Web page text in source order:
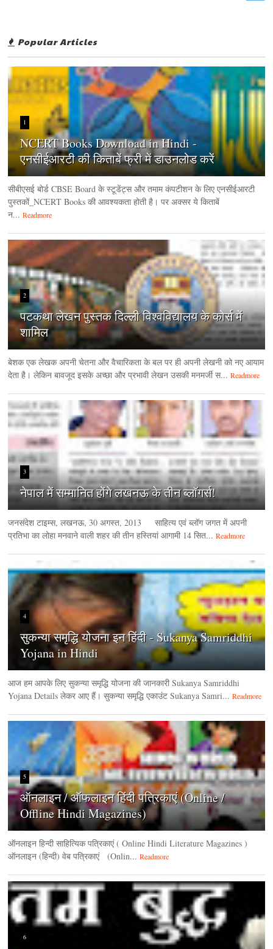
Popular Articles
1
NCERT Books Download in Hindi -
एनसीईआरटी की किताबें फ्री में डाउनलोड करें
सीबीएसई बोर्ड CBSE Board के स्टूडेंट्स और तमाम कंपटीशन के लिए एनसीईआरटी
पुस्तकों_NCERT Books की आवश्यकता होती है। पर अक्सर ये किताबें
न... Readmore
2
पटकथा लेखन पुस्तक दिल्ली विश्वविद्यालय के कोर्स में
शामिल
बेशक एक लेखक अपनी चेतना और वैचारिकता के बल पर ही अपनी लेखनी को नए आयाम
देता है। लेकिन बावजूद इसके अच्छा और प्रभावी लेखन उसकी मनमर्जी स... Readmore
3
नेपाल में सम्मानित होंगे लखनऊ के तीन ब्लॉगर्स!
जनसंदेश टाइम्‍स, लखनऊ, 30 अगस्‍त, 2013 साहित्य एवं ब्लॉग जगत में अपनी
प्रतिभा का लोहा मनवाने वाली शहर की तीन हस्तियां आगामी 14 सित... Readmore
4
सुकन्या समृद्धि योजना इन हिंदी - Sukanya Samriddhi
Yojana in Hindi
आज हम आपके लिए सुकन्या समृद्धि योजना की जानकारी Sukanya Samriddhi
Yojana Details लेकर आए हैं। सुकन्या समृद्धि एकाउंट Sukanya Samri... Readmore
5
ऑनलाइन / ऑफलाइन हिंदी पत्रिकाएं (Online /
Offline Hindi Magazines)
ऑनलाइन हिन्‍दी साहित्यिक पत्रिकाएं ( Online Hindi Literature Magazines )
ऑनलाइन (हिन्‍दी) वेब पत्रिकाएं (Onlin... Readmore
6